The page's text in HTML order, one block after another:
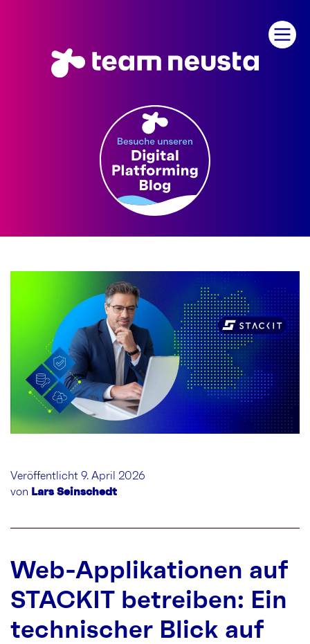
Veröffentlicht 9. April 2026
von Lars Seinschedt
Web-Applikationen auf
STACKIT betreiben: Ein
technischer Blick auf